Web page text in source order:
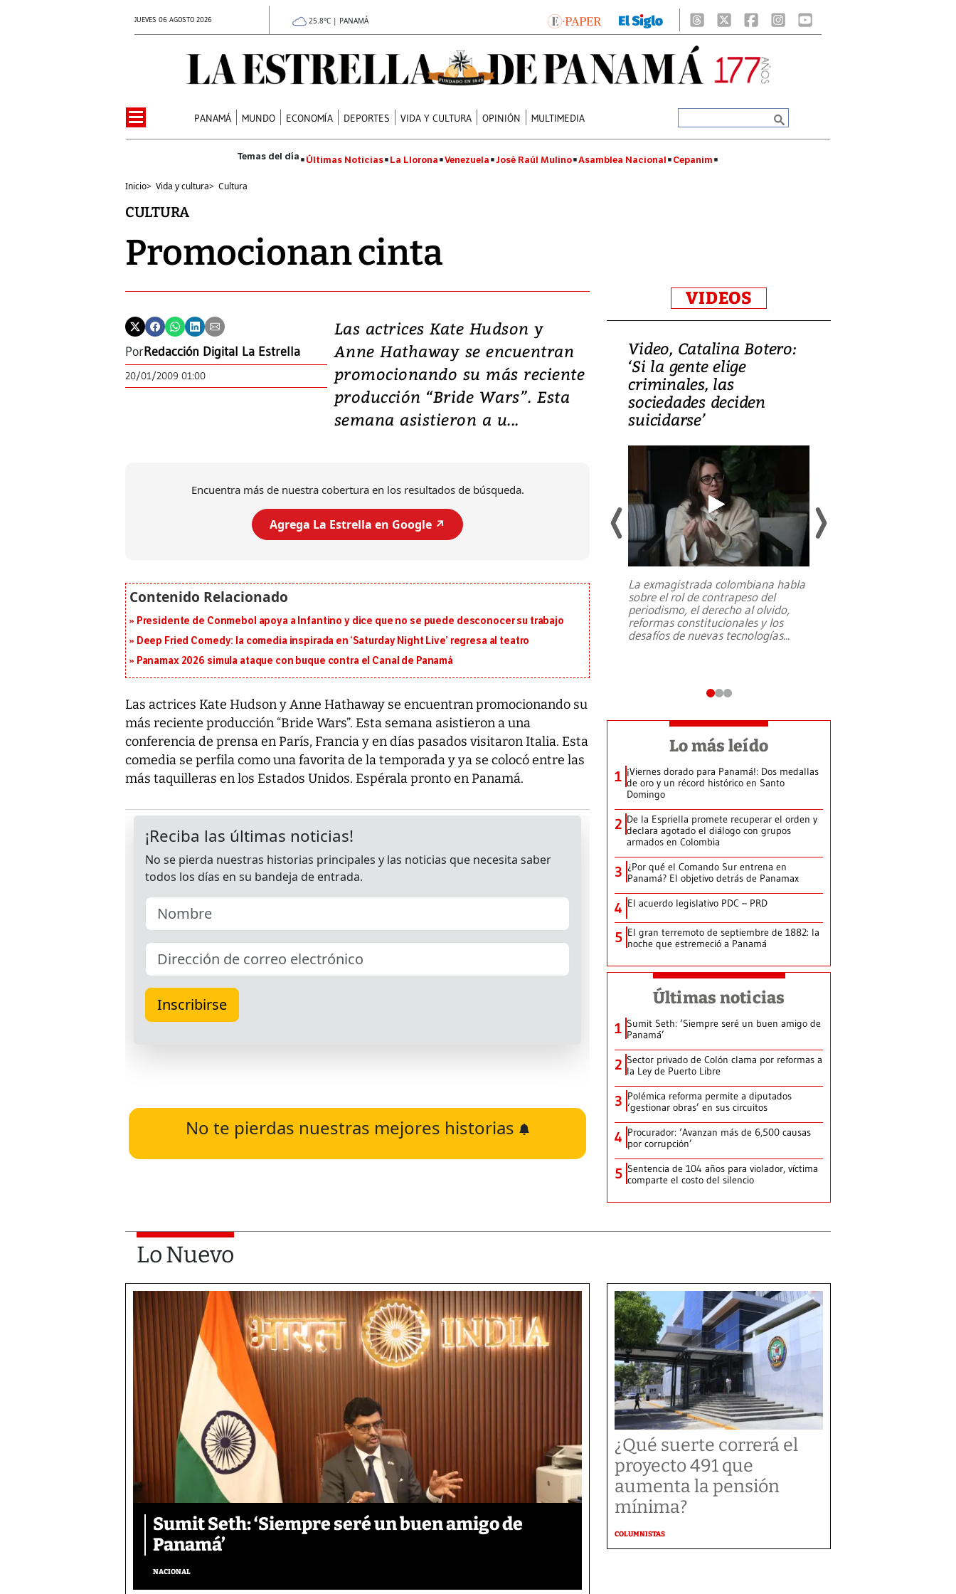
JUEVES 06 AGOSTO 2026 25.8°C | PANAMÁ
PANAMÁ MUNDO ECONOMÍA DEPORTES VIDA Y CULTURA OPINIÓN MULTIMEDIA
Últimas Noticias La Llorona Venezuela José Raúl Mulino Asamblea Nacional Cepanim
Inicio> Vida y cultura> Cultura
CULTURA
Promocionan cinta
PorRedacción Digital La Estrella
20/01/2009 01:00
Las actrices Kate Hudson y
Anne Hathaway se encuentran
promocionando su más reciente
producción “Bride Wars”. Esta
semana asistieron a u...
Encuentra más de nuestra cobertura en los resultados de búsqueda.
Agrega La Estrella en Google ↗️
Presidente de Conmebol apoya a Infantino y dice que no se puede desconocer su trabajo
Deep Fried Comedy: la comedia inspirada en ‘Saturday Night Live’ regresa al teatro
Panamax 2026 simula ataque con buque contra el Canal de Panamá
Las actrices Kate Hudson y Anne Hathaway se encuentran promocionando su
más reciente producción “Bride Wars”. Esta semana asistieron a una
conferencia de prensa en París, Francia y en días pasados visitaron Italia. Esta
comedia se perfila como una favorita de la temporada y ya se colocó entre las
más taquilleras en los Estados Unidos. Espérala pronto en Panamá.
No te pierdas nuestras mejores historias
VIDEOS
Video, Japón: Terremoto
deja heridos y graves
daños en Kumamoto
al sur de Japón, provocando una
Video, Catalina Botero:
‘Si la gente elige
criminales, las
sociedades deciden
suicidarse’
La exmagistrada colombiana habla
sobre el rol de contrapeso del
periodismo, el derecho al olvido,
reformas constitucionales y los
desafíos de nuevas tecnologías...
Lo más leído
1 ¡Viernes dorado para Panamá!: Dos medallas
de oro y un récord histórico en Santo
Domingo
2 De la Espriella promete recuperar el orden y
declara agotado el diálogo con grupos
armados en Colombia
3 ¿Por qué el Comando Sur entrena en
Panamá? El objetivo detrás de Panamax
4 El acuerdo legislativo PDC – PRD
5 El gran terremoto de septiembre de 1882: la
noche que estremeció a Panamá
Últimas noticias
1 Sumit Seth: ‘Siempre seré un buen amigo de
Panamá’
2 Sector privado de Colón clama por reformas a
la Ley de Puerto Libre
3 Polémica reforma permite a diputados
‘gestionar obras’ en sus circuitos
4 Procurador: ‘Avanzan más de 6,500 causas
por corrupción’
5 Sentencia de 104 años para violador, víctima
comparte el costo del silencio
Lo Nuevo
Sumit Seth: ‘Siempre seré un buen amigo de
Panamá’
NACIONAL
¿Qué suerte correrá el
proyecto 491 que
aumenta la pensión
mínima?
COLUMNISTAS